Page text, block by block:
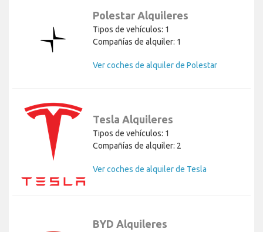
Polestar Alquileres
Tipos de vehículos: 1
Compañías de alquiler: 1
Ver coches de alquiler de Polestar
Tesla Alquileres
Tipos de vehículos: 1
Compañías de alquiler: 2
Ver coches de alquiler de Tesla
BYD Alquileres